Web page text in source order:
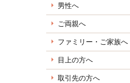
男性へ
ご両親へ
ファミリー・ご家族へ
目上の方へ
取引先の方へ